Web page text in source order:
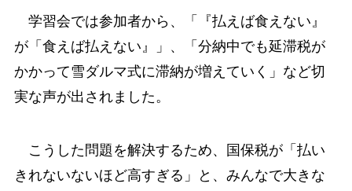
学習会では参加者から、「『払えば食えない』
が「食えば払えない』」、「分納中でも延滞税が
かかって雪ダルマ式に滞納が増えていく」など切
実な声が出されました。
こうした問題を解決するため、国保税が「払い
きれないないほど高すぎる」と、みんなで大きな